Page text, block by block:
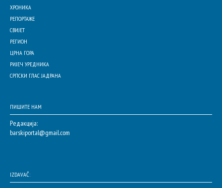
ХРОНИКА
РЕПОРТАЖЕ
СВИЈЕТ
РЕГИОН
ЦРНА ГОРА
РИЈЕЧ УРЕДНИКА
СРПСКИ ГЛАС ЈАДРАНА
ПИШИТЕ НАМ
Редакција:
barskiportal@gmail.com
IZDAVAČ: